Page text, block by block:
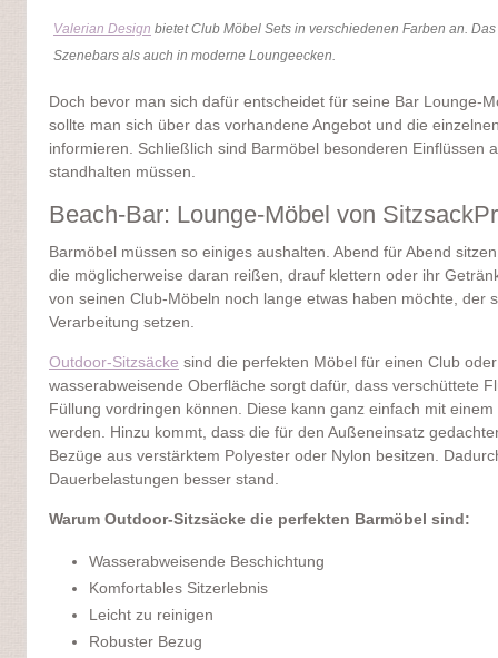
Valerian Design bietet Club Möbel Sets in verschiedenen Farben an. Das
Szenebars als auch in moderne Loungeecken.
Doch bevor man sich dafür entscheidet für seine Bar Lounge-
sollte man sich über das vorhandene Angebot und die
informieren. Schließlich sind Barmöbel besonderen Einflüssen
standhalten müssen.
Beach-Bar: Lounge-Möbel von
Barmöbel müssen so einiges aushalten. Abend für Abend
die möglicherweise daran reißen, drauf klettern oder ihr
von seinen Club-Möbeln noch lange etwas haben möchte, der
Verarbeitung setzen.
Outdoor-Sitzsäcke sind die perfekten Möbel für einen Club
wasserabweisende Oberfläche sorgt dafür, dass verschüttete
Füllung vordringen können. Diese kann ganz einfach mit
werden. Hinzu kommt, dass die für den Außeneinsatz
Bezüge aus verstärktem Polyester oder Nylon besitzen.
Dauerbelastungen besser stand.
Warum Outdoor-Sitzsäcke die perfekten Barmöbel sind:
Wasserabweisende Beschichtung
Komfortables Sitzerlebnis
Leicht zu reinigen
Robuster Bezug